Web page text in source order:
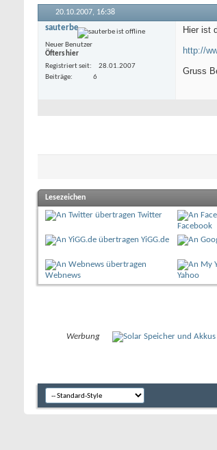
20.10.2007, 16:38
sauterbe
Neuer Benutzer
Öfters hier
Registriert seit
28.01.2007
Beiträge
6
Hier ist
http://
Gruss
Lesezeichen
Twitter
Facebook
YiGG.de
Webnews
Yahoo
Werbung